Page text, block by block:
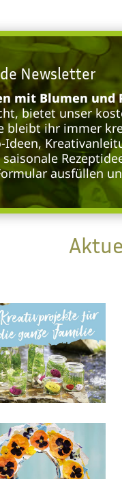
Newsletter
mit Blumen und
bietet unser
bleibt ihr immer
Ideen,
ausfüllen